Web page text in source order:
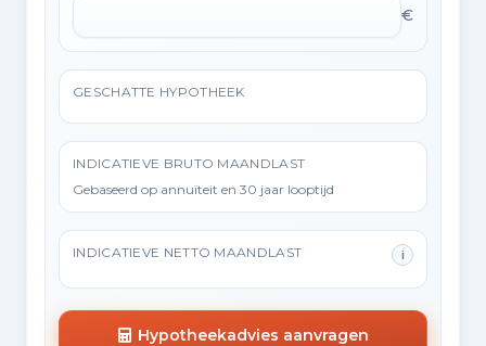
€
GESCHATTE HYPOTHEEK
INDICATIEVE BRUTO MAANDLAST
Gebaseerd op annuïteit en 30 jaar looptijd
INDICATIEVE NETTO MAANDLAST i
Hypotheekadvies aanvragen